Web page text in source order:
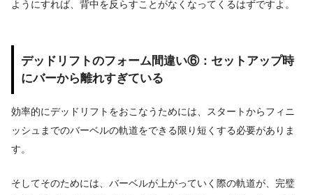
ようにすれば、背中を反らすことがなくなってくるはずですよ。
デッドリフトのフォーム間違い⑥：セットアップ時
にバーから離れすぎている
効率的にデッドリフトをおこなうためには、スタートからフィニ
ッシュまでのバーベルの軌道をできる限り短くする必要がありま
す。
そしてそのためには、バーベルが上がっていく際の軌道が、完璧